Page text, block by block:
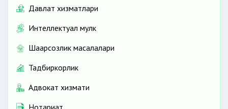
Давлат хизматлари
Интеллектуал мулк
Шаҳарсозлик масалалари
Тадбиркорлик
Адвокат хизмати